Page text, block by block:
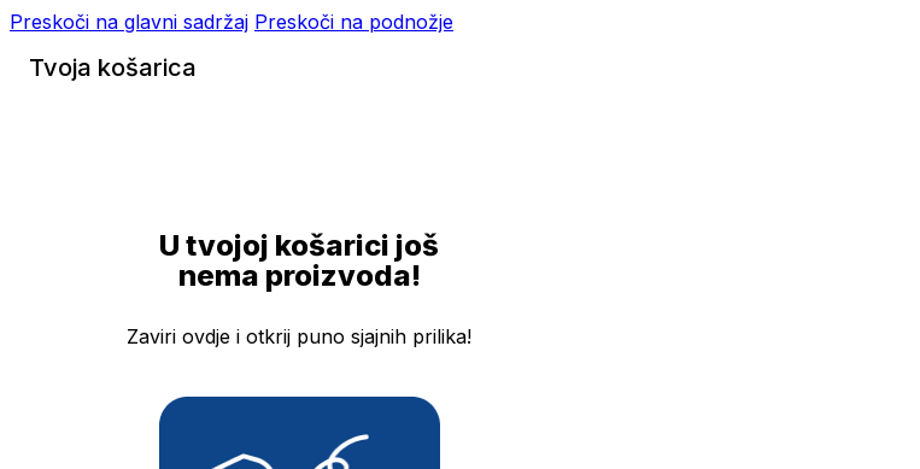
Preskoči na glavni sadržaj Preskoči na podnožje
Tvoja košarica
U tvojoj košarici još
nema proizvoda!
Zaviri ovdje i otkrij puno sjajnih prilika!